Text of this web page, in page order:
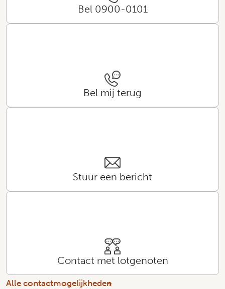
Bel 0900-0101
Bel mij terug
Stuur een bericht
Contact met lotgenoten
Alle contactmogelijkheden